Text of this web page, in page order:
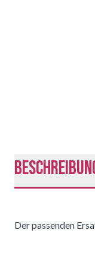
Der passenden